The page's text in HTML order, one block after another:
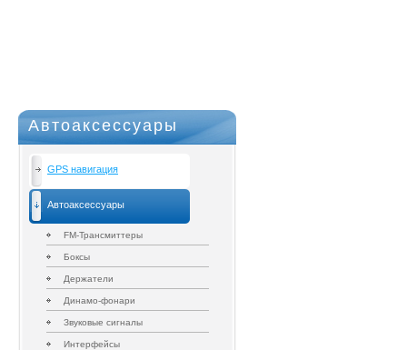
Автоаксессуары
GPS навигация
Автоаксессуары
FM-Трансмиттеры
Боксы
Держатели
Динамо-фонари
Звуковые сигналы
Интерфейсы